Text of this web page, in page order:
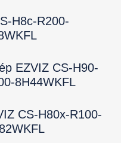
H8c-R200-
EZVIZ CS-H90-
8H44WKFL
CS-H80x-R100-